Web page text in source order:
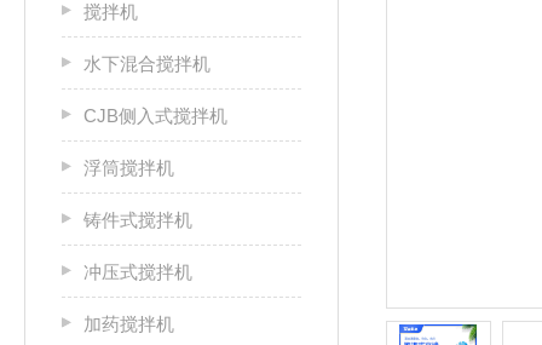
搅拌机
水下混合搅拌机
CJB侧入式搅拌机
浮筒搅拌机
铸件式搅拌机
冲压式搅拌机
加药搅拌机